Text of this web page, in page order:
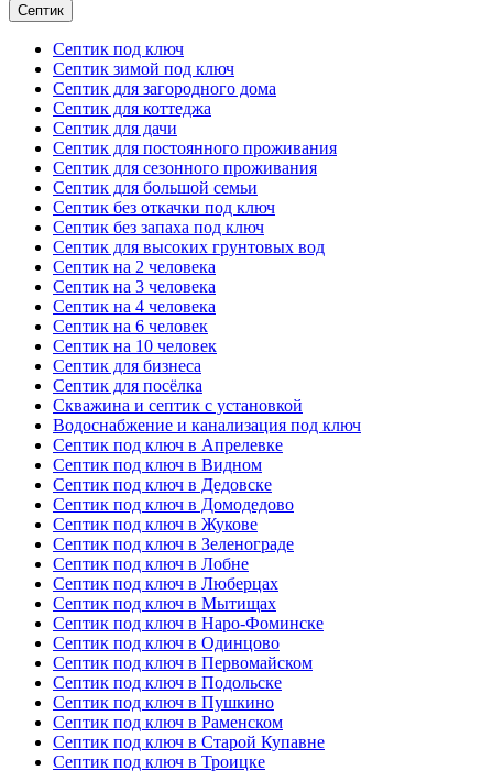
Септик
Септик под ключ
Септик зимой под ключ
Септик для загородного дома
Септик для коттеджа
Септик для дачи
Септик для постоянного проживания
Септик для сезонного проживания
Септик для большой семьи
Септик без откачки под ключ
Септик без запаха под ключ
Септик для высоких грунтовых вод
Септик на 2 человека
Септик на 3 человека
Септик на 4 человека
Септик на 6 человек
Септик на 10 человек
Септик для бизнеса
Септик для посёлка
Скважина и септик с установкой
Водоснабжение и канализация под ключ
Септик под ключ в Апрелевке
Септик под ключ в Видном
Септик под ключ в Дедовске
Септик под ключ в Домодедово
Септик под ключ в Жукове
Септик под ключ в Зеленограде
Септик под ключ в Лобне
Септик под ключ в Люберцах
Септик под ключ в Мытищах
Септик под ключ в Наро-Фоминске
Септик под ключ в Одинцово
Септик под ключ в Первомайском
Септик под ключ в Подольске
Септик под ключ в Пушкино
Септик под ключ в Раменском
Септик под ключ в Старой Купавне
Септик под ключ в Троицке